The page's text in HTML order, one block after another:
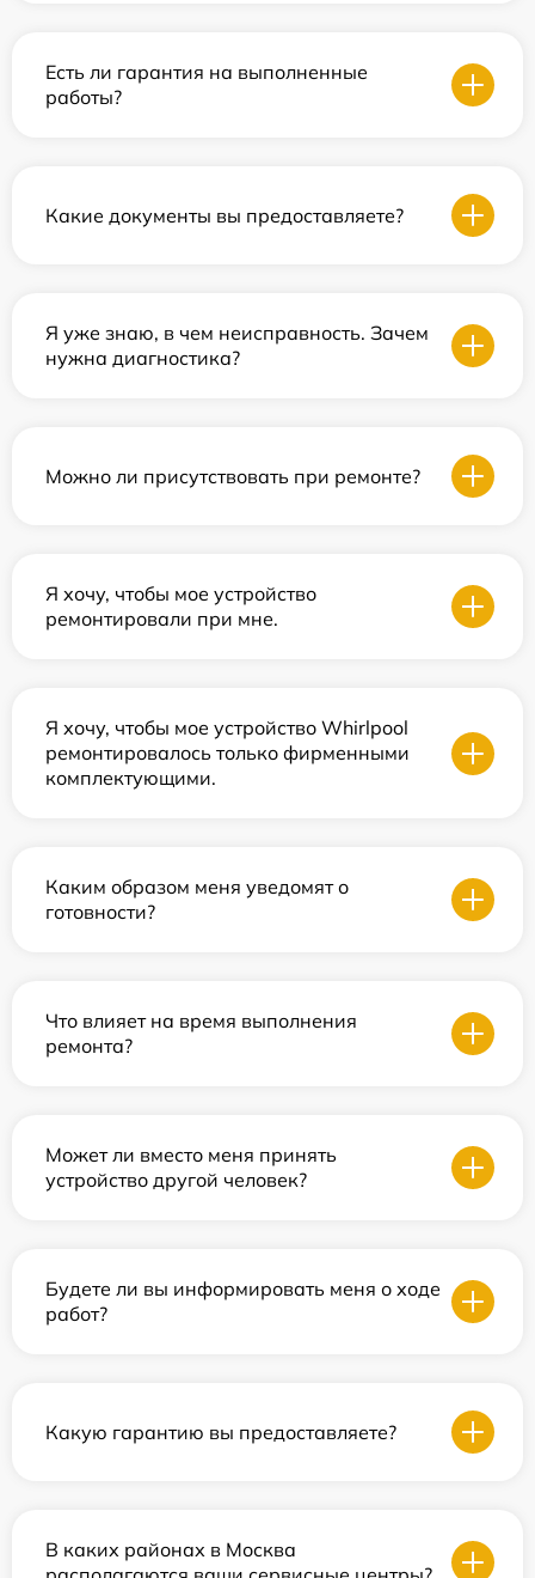
Есть ли гарантия на выполненные
работы?
Какие документы вы предоставляете?
Я уже знаю, в чем неисправность. Зачем
нужна диагностика?
Можно ли присутствовать при ремонте?
Я хочу, чтобы мое устройство
ремонтировали при мне.
Я хочу, чтобы мое устройство Whirlpool
ремонтировалось только фирменными
комплектующими.
Каким образом меня уведомят о
готовности?
Что влияет на время выполнения
ремонта?
Может ли вместо меня принять
устройство другой человек?
Будете ли вы информировать меня о ходе
работ?
Какую гарантию вы предоставляете?
В каких районах в Москва